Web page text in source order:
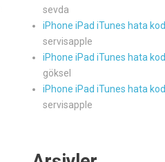
sevda
iPhone iPad iTunes hata kod
servisapple
iPhone iPad iTunes hata kod
göksel
iPhone iPad iTunes hata kod
servisapple